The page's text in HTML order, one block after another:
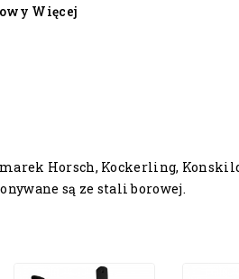
Więcej
Horsch, Kockerling,
są ze stali borowej.